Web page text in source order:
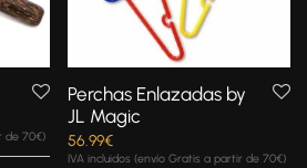
de 70€)
Perchas Enlazadas by
JL Magic
56.99€
IVA incluidos (envío Gratis a partir de 70€)